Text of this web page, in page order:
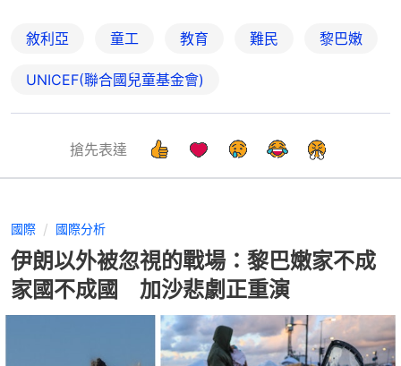
敘利亞 童工 教育 難民 黎巴嫩
UNICEF(聯合國兒童基金會)
搶先表達
國際 國際分析
伊朗以外被忽視的戰場：黎巴嫩家不成
家國不成國 加沙悲劇正重演